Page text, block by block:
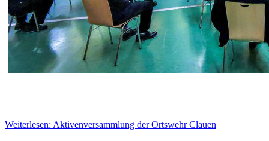
Weiterlesen: Aktivenversammlung der Ortswehr Clauen